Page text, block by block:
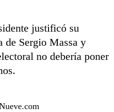
justificó su
de Sergio Massa y
no debería poner